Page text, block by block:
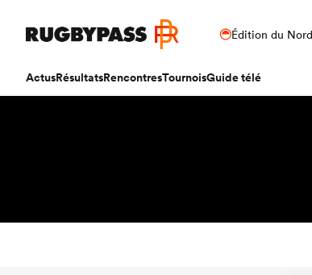
Édition du
ActusRésultatsRencontresTournoisGuide télé